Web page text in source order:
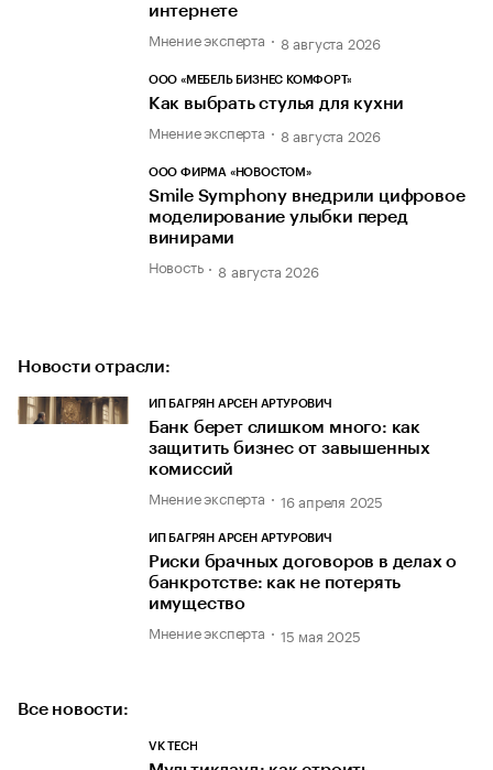
интернете
Мнение эксперта 8 августа 2026
ООО «МЕБЕЛЬ БИЗНЕС КОМФОРТ»
Как выбрать стулья для кухни
Мнение эксперта 8 августа 2026
ООО ФИРМА «НОВОСТОМ»
Smile Symphony внедрили цифровое
моделирование улыбки перед
винирами
Новость 8 августа 2026
Новости отрасли:
ИП БАГРЯН АРСЕН АРТУРОВИЧ
Банк берет слишком много: как
защитить бизнес от завышенных
комиссий
Мнение эксперта 16 апреля 2025
ИП БАГРЯН АРСЕН АРТУРОВИЧ
Риски брачных договоров в делах о
банкротстве: как не потерять
имущество
Мнение эксперта 15 мая 2025
Все новости:
VK TECH